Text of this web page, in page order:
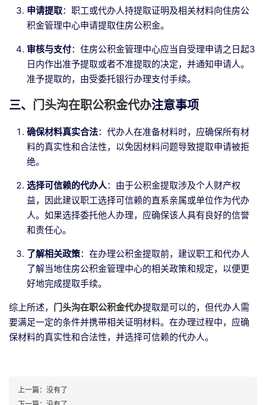
申请提取：职工或代办人持提取证明及相关材料向住房公
积金管理中心申请提取住房公积金。
审核与支付：住房公积金管理中心应当自受理申请之日起3
日内作出准予提取或者不准提取的决定，并通知申请人。
准予提取的，由受委托银行办理支付手续。
三、 门头沟在职公积金代办注意事项
确保材料真实合法：代办人在准备材料时，应确保所有材
料的真实性和合法性，以免因材料问题导致提取申请被拒
绝。
选择可信赖的代办人：由于公积金提取涉及个人财产权
益，因此建议职工选择可信赖的直系亲属或单位作为代办
人。如果选择委托他人办理，应确保该人具有良好的信誉
和责任心。
了解相关政策：在办理公积金提取前，建议职工和代办人
了解当地住房公积金管理中心的相关政策和规定，以便更
好地完成提取手续。
综上所述， 门头沟在职公积金代办提取是可以的，但代办人需
要满足一定的条件并携带相关证明材料。在办理过程中，应确
保材料的真实性和合法性，并选择可信赖的代办人。
上一篇： 没有了